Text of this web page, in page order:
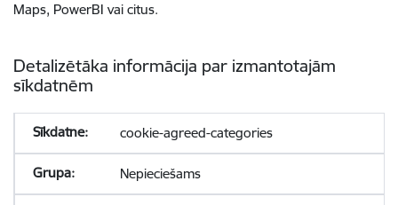
Maps, PowerBI vai citus.
Detalizētāka informācija par izmantotajām
sīkdatnēm
cookie-agreed-categories
Nepieciešams